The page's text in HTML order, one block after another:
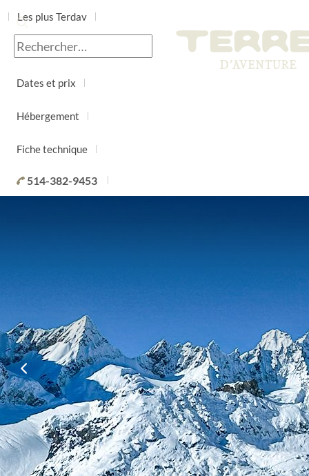
Les plus Terdav
Jour par jour
Dates et prix
Hébergement
Fiche technique
514-382-9453